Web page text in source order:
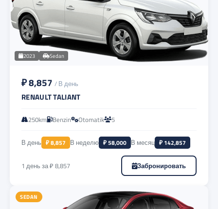
2023 Sedan
₽ 8,857 / В день
RENAULT TALIANT
250km Benzin Otomatik 5
В день ₽ 8,857 В неделю ₽ 58,000 В месяц ₽ 142,857
1 день за ₽ 8,857 Забронировать
SEDAN